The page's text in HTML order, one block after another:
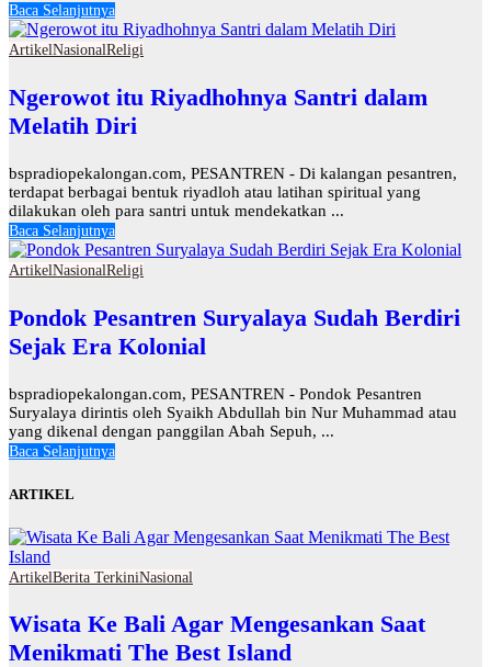
Baca Selanjutnya
ArtikelNasionalReligi
Ngerowot itu Riyadhohnya Santri dalam
Melatih Diri
bspradiopekalongan.com, PESANTREN - Di kalangan pesantren,
terdapat berbagai bentuk riyadloh atau latihan spiritual yang
dilakukan oleh para santri untuk mendekatkan ...
Baca Selanjutnya
ArtikelNasionalReligi
Pondok Pesantren Suryalaya Sudah Berdiri
Sejak Era Kolonial
bspradiopekalongan.com, PESANTREN - Pondok Pesantren
Suryalaya dirintis oleh Syaikh Abdullah bin Nur Muhammad atau
yang dikenal dengan panggilan Abah Sepuh, ...
Baca Selanjutnya
ARTIKEL
ArtikelBerita TerkiniNasional
Wisata Ke Bali Agar Mengesankan Saat
Menikmati The Best Island